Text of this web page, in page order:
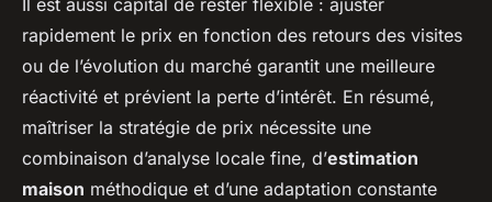
Il est aussi capital de rester flexible : ajuster
rapidement le prix en fonction des retours des visites
ou de l’évolution du marché garantit une meilleure
réactivité et prévient la perte d’intérêt. En résumé,
maîtriser la stratégie de prix nécessite une
combinaison d’analyse locale fine, d’estimation
maison méthodique et d’une adaptation constante